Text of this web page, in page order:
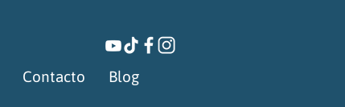
Contacto Blog